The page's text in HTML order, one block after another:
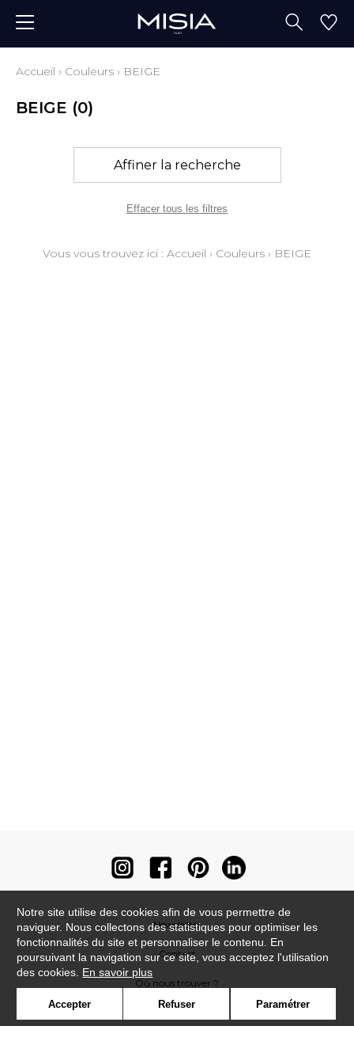
Accueil › Couleurs › BEIGE
BEIGE (0)
Affiner la recherche
Effacer tous les filtres
Vous vous trouvez ici : Accueil › Couleurs › BEIGE
Newsletter
Contact
Où nous trouver ?
Notre site utilise des cookies afin de vous permettre de
naviguer. Nous collectons des statistiques pour optimiser les
fonctionnalités du site et personnaliser le contenu. En
poursuivant la navigation sur ce site, vous acceptez l'utilisation
des cookies. En savoir plus
Accepter Refuser Paramétrer